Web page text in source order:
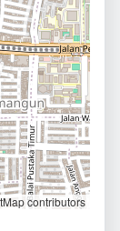
contributors